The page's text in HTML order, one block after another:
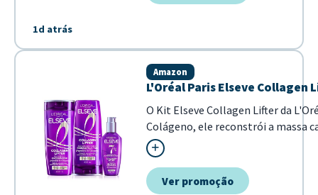
1d atrás
do dia. - Alta cobertur...
L'Oréal Paris Elseve Collagen
Amazon
O Kit Elseve Collagen Lifter da
Colágeno, ele reconstrói a massa
elimina a...
Ver promoção